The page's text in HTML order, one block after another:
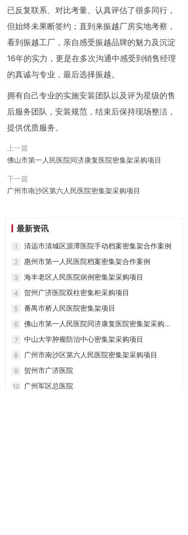
已反复联系、对比考量、认真评估了很多同行，
但始终未果断签约；直到来振越厂房实地考察，
看到振越工厂，亲自感受振越品牌的魅力及沉淀
16年的实力，更是在多次沟通中感受到销售经理
的真诚与专业，最后选择振越。
拥有自己专业的实施安装团队以及评为星级的售
后服务团队，安装规范，结束后保持现场整洁，
提供优质服务。
上一篇
佛山市第一人民医院同济康复医院密集架采购项目
下一篇
广州市南沙区第六人民医院密集架采购项目
最新资讯
1 清远市清城区源潭医院手动档案密集架合作案例
2 惠州市第一人民医院档案密集架合作案例
3 海丰老区人民医院病例密集架采购项目
4 贺州广济医院双柱密集柜采购项目
5 番禺市桥人民医院密集架项目
6
佛山市第一人民医院同济康复医院密集架采购项
目
7 中山大学肿瘤防治中心密集架采购项目
8 广州市南沙区第六人民医院密集架采购项目
9 贺州市广济医院
10 广州军区总医院